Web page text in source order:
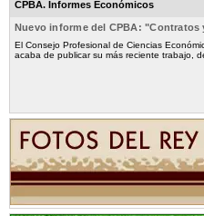
CPBA. Informes Económicos
Nuevo informe del CPBA: "Contratos
El Consejo Profesional de Ciencias
acaba de publicar su más reciente trabajo,